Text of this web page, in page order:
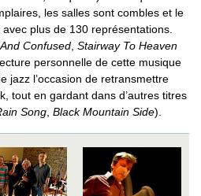
les salles sont combles et le
plus de 130 représentations.
Confused Stairway To Heaven
personnelle de cette musique
jazz l’occasion de retransmettre
tout en gardant dans d’autres titres
Song Black Mountain Side).